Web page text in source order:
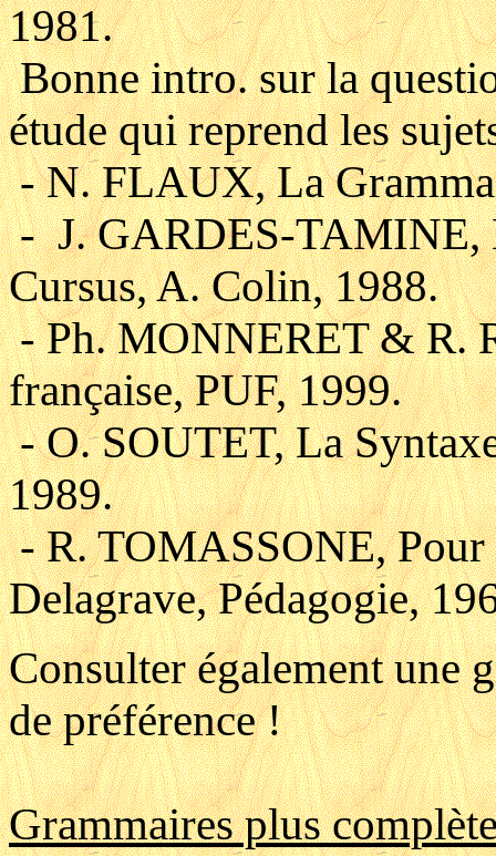
1981.
Bonne intro. sur la
étude qui reprend les
- N. FLAUX, La
- J. GARDES-TAMINE,
Cursus, A. Colin, 1988.
- Ph. MONNERET & R.
française, PUF, 1999.
- O. SOUTET, La
1989.
- R. TOMASSONE, Pour
Delagrave, Pédagogie,
Consulter également une
de préférence !
Grammaires plus